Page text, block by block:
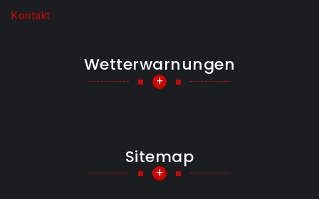
Kontakt
Wetterwarnungen
+
Sitemap
+